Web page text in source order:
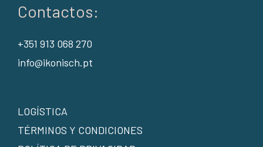
Contactos:
+351 913 068 270
info@ikonisch.pt
LOGÍSTICA
TÉRMINOS Y CONDICIONES